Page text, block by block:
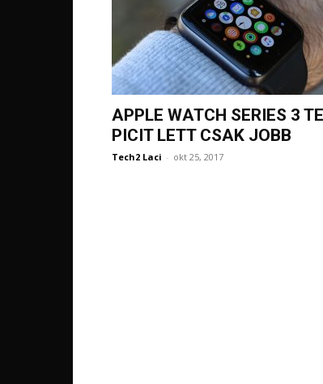
APPLE WATCH SERIES 3
PICIT LETT CSAK JOBB
Tech2 Laci - okt 25, 2017